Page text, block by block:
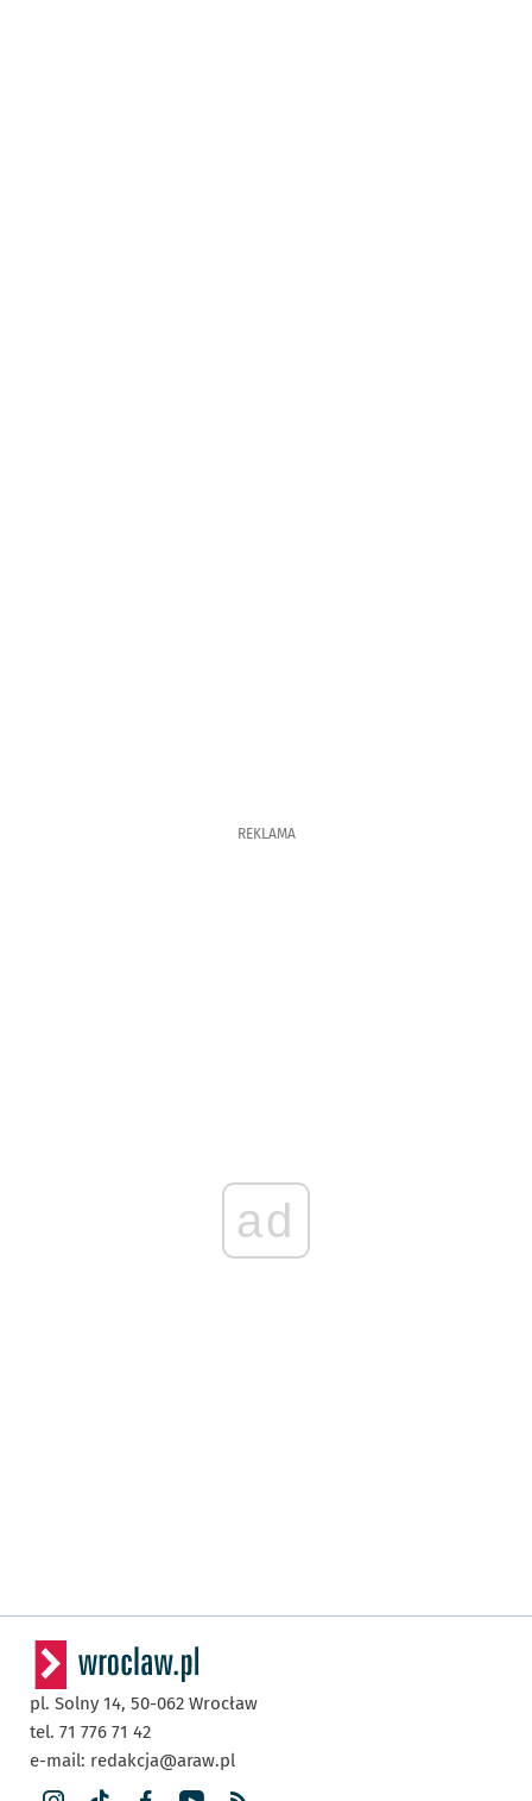
REKLAMA
ad
pl. Solny 14, 50-062 Wrocław
tel. 71 776 71 42
e-mail: redakcja@araw.pl